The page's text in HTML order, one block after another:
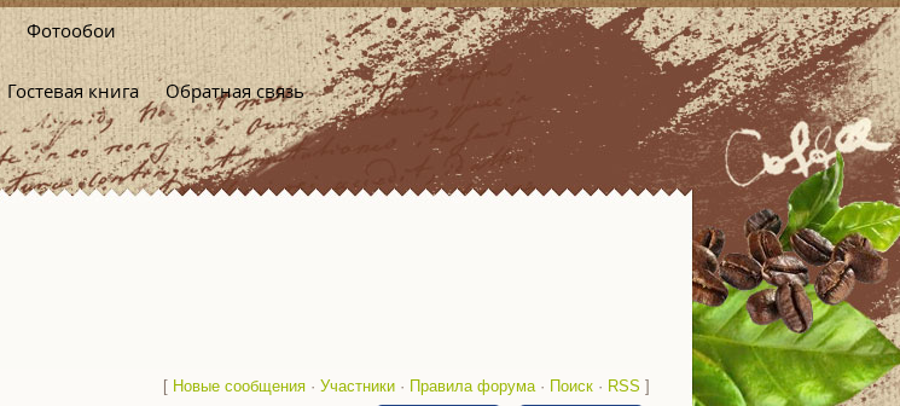
Фотообои
Гостевая книга Обратная связь
[ Новые сообщения · Участники · Правила форума· Поиск · RSS ]